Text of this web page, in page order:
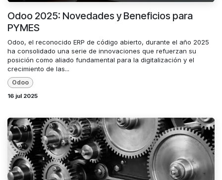
Odoo 2025: Novedades y Beneficios para
PYMES
Odoo, el reconocido ERP de código abierto, durante el año 2025
ha consolidado una serie de innovaciones que refuerzan su
posición como aliado fundamental para la digitalización y el
crecimiento de las...
Odoo
16 jul 2025